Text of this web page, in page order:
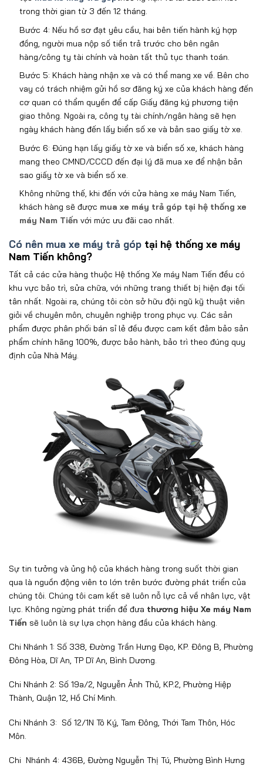
trong thời gian từ 3 đến 12 tháng.
Bước 4: Nếu hồ sơ đạt yêu cầu, hai bên tiến hành ký hợp
đồng, người mua nộp số tiền trả trước cho bên ngân
hàng/công ty tài chính và hoàn tất thủ tục thanh toán.
Bước 5: Khách hàng nhận xe và có thể mang xe về. Bên cho
vay có trách nhiệm gửi hồ sơ đăng ký xe của khách hàng đến
cơ quan có thẩm quyền để cấp Giấy đăng ký phương tiện
giao thông. Ngoài ra, công ty tài chính/ngân hàng sẽ hẹn
ngày khách hàng đến lấy biển số xe và bản sao giấy tờ xe.
Bước 6: Đúng hạn lấy giấy tờ xe và biển số xe, khách hàng
mang theo CMND/CCCD đến đại lý đã mua xe để nhận bản
sao giấy tờ xe và biển số xe.
Không những thế, khi đến với cửa hàng xe máy Nam Tiến,
khách hàng sẽ được mua xe máy trả góp tại hệ thống xe
máy Nam Tiến với mức ưu đãi cao nhất.
Có nên mua xe máy trả góp tại hệ thống xe máy
Nam Tiến không?
Tất cả các cửa hàng thuộc Hệ thống Xe máy Nam Tiến đều có
khu vực bảo trì, sửa chữa, với những trang thiết bị hiện đại tối
tân nhất. Ngoài ra, chúng tôi còn sở hữu đội ngũ kỹ thuật viên
giỏi về chuyên môn, chuyên nghiệp trong phục vụ. Các sản
phẩm được phân phối bán sỉ lẻ đều được cam kết đảm bảo sản
phẩm chính hãng 100%, được bảo hành, bảo trì theo đúng quy
định của Nhà Máy.
Sự tin tưởng và ủng hộ của khách hàng trong suốt thời gian
qua là nguồn động viên to lớn trên bước đường phát triển của
chúng tôi. Chúng tôi cam kết sẽ luôn nỗ lực cả về nhân lực, vật
lực. Không ngừng phát triển để đưa thương hiệu Xe máy Nam
Tiến sẽ luôn là sự lựa chọn hàng đầu của khách hàng.
Chi Nhánh 1: Số 338, Đường Trần Hưng Đạo, KP. Đông B, Phường
Đông Hòa, Dĩ An, TP Dĩ An, Bình Dương.
Chi Nhánh 2: Số 19a/2, Nguyễn Ảnh Thủ, KP.2, Phường Hiệp
Thành, Quận 12, Hồ Chí Minh.
Chi Nhánh 3: Số 12/1N Tô Ký, Tam Đông, Thới Tam Thôn, Hóc
Môn.
Chi Nhánh 4: 436B, Đường Nguyễn Thị Tú, Phường Bình Hưng